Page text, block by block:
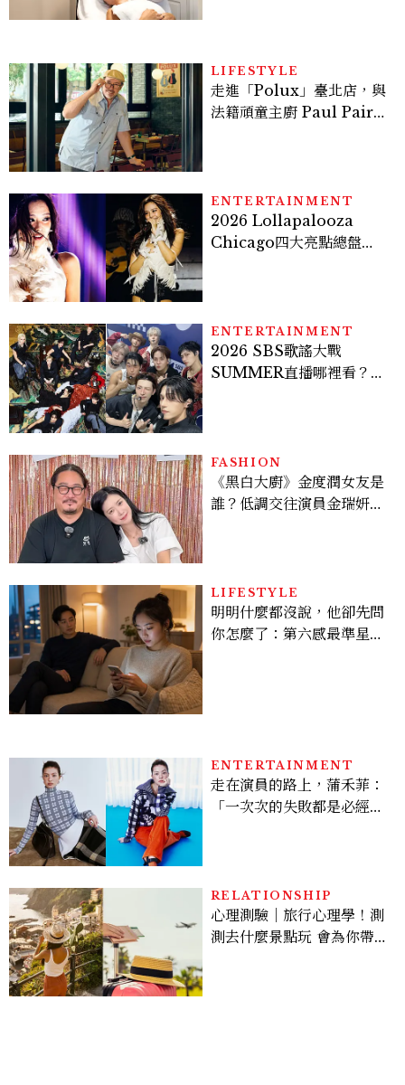
LIFESTYLE
走進「Polux」臺北店，與
法籍頑童主廚 Paul Pairet
ENTERTAINMENT
2026 Lollapalooza
Chicago四大亮點總盤
ENTERTAINMENT
2026 SBS歌謠大戰
SUMMER直播哪裡看？
FASHION
《黑白大廚》金度潤女友是
誰？低調交往演員金瑞妍、
LIFESTYLE
明明什麼都沒說，他卻先問
你怎麼了：第六感最準星座
ENTERTAINMENT
走在演員的路上，蒲禾菲：
「一次次的失敗都是必經過
RELATIONSHIP
心理測驗｜旅行心理學！測
測去什麼景點玩 會為你帶來